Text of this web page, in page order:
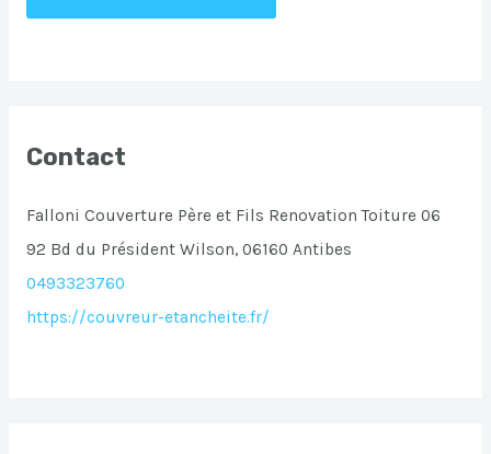
Contact
Falloni Couverture Père et Fils Renovation Toiture 06
92 Bd du Président Wilson, 06160 Antibes
0493323760
https://couvreur-etancheite.fr/